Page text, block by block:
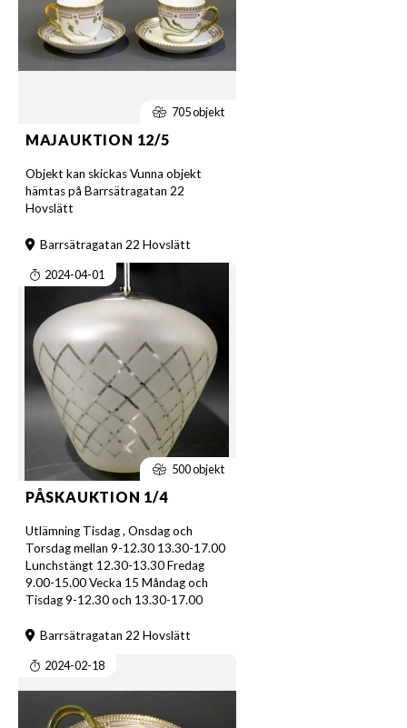
705 objekt
MAJAUKTION 12/5
Objekt kan skickas Vunna objekt
hämtas på Barrsätragatan 22
Hovslätt
Barrsätragatan 22 Hovslätt
2024-04-01
500 objekt
PÅSKAUKTION 1/4
Utlämning Tisdag , Onsdag och
Torsdag mellan 9-12.30 13.30-17.00
Lunchstängt 12.30-13.30 Fredag
9.00-15.00 Vecka 15 Måndag och
Tisdag 9-12.30 och 13.30-17.00
Barrsätragatan 22 Hovslätt
2024-02-18